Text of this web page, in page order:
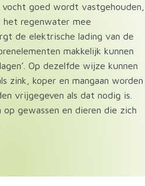
goed wordt vastgehouden,
regenwater mee
de elektrische lading van de
makkelijk kunnen
Op dezelfde wijze kunnen
zink, koper en mangaan worden
vrijgegeven als dat nodig is.
gewassen en dieren die zich